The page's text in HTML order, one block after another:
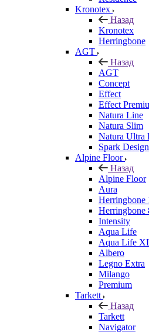
Kronotex
Назад
Kronotex
Herringbone
AGT
Назад
AGT
Concept
Effect
Effect
Natura Line
Natura Slim
Natura Ultra
Spark
Alpine Floor
Назад
Alpine Floor
Aura
Herringbone
Herringbone
Intensity
Aqua Life
Aqua Life
Albero
Legno Extra
Milango
Premium
Tarkett
Назад
Tarkett
Navigator